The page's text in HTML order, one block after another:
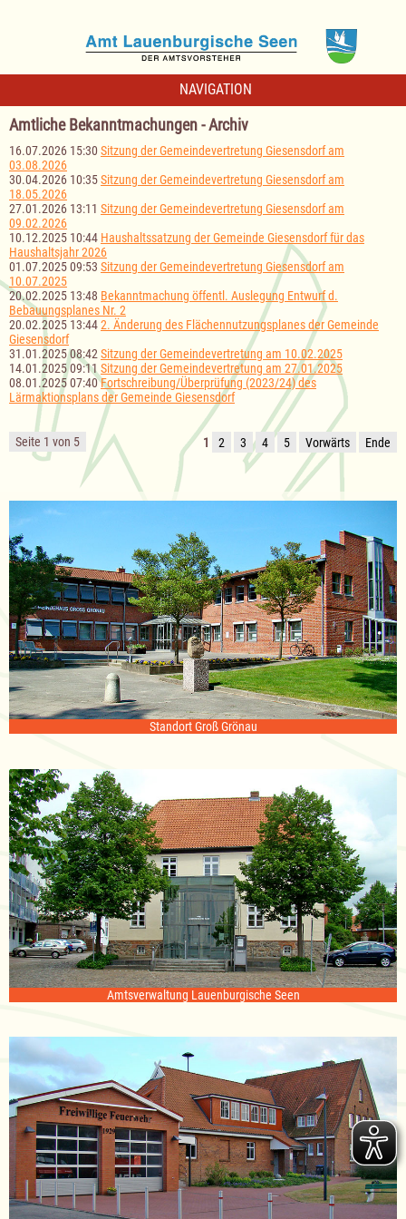
NAVIGATION
Amtliche Bekanntmachungen - Archiv
16.07.2026 15:30 Sitzung der Gemeindevertretung Giesensdorf am
03.08.2026
30.04.2026 10:35Sitzung der Gemeindevertretung Giesensdorf am
18.05.2026
27.01.2026 13:11 Sitzung der Gemeindevertretung Giesensdorf am
09.02.2026
10.12.2025 10:44 Haushaltssatzung der Gemeinde Giesensdorf für das
Haushaltsjahr 2026
01.07.2025 09:53 Sitzung der Gemeindevertretung Giesensdorf am
10.07.2025
20.02.2025 13:48 Bekanntmachung öffentl. Auslegung Entwurf d.
Bebauungsplanes Nr. 2
20.02.2025 13:442. Änderung des Flächennutzungsplanes der Gemeinde
Giesensdorf
31.01.2025 08:42 Sitzung der Gemeindevertretung am 10.02.2025
14.01.2025 09:11 Sitzung der Gemeindevertretung am 27.01.2025
08.01.2025 07:40Fortschreibung/Überprüfung (2023/24) des
Lärmaktionsplans der Gemeinde Giesensdorf
Seite 1 von 5 1 2 3 4 5 Vorwärts Ende
Standort Groß Grönau
Amtsverwaltung Lauenburgische Seen